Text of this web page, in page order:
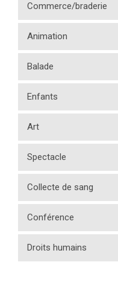
Commerce/braderie
Animation
Balade
Enfants
Art
Spectacle
Collecte de sang
Conférence
Droits humains